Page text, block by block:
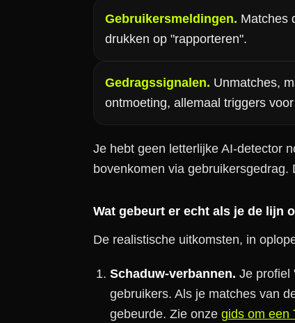
Gebruikersmeldingen. Matches
drukken op "rapporteren".
Gedragssignalen. Unmatches,
ontmoeting, allemaal triggers
Je hebt geen letterlijke AI-detector
bovenkomen via
Wat gebeurt er echt als je de lijn
De realistische uitkomsten, in
Schaduw-verbannen. Je profiel
gebruikers. Als je matches van
gebeurde. Zie onze gids om een